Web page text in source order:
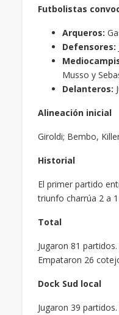
Futbolistas
Arqueros:
Defensores:
Musso y
Delanteros:
Alineación inicial
Giroldi; Bembo,
Historial
El primer partido
triunfo charrúa 2 a
Total
Jugaron 81
Empataron 26
Dock Sud local
Jugaron 39